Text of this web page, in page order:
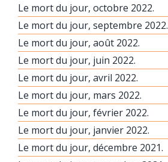
Le mort du jour, octobre 2022.
Le mort du jour, septembre 2022.
Le mort du jour, août 2022.
Le mort du jour, juin 2022.
Le mort du jour, avril 2022.
Le mort du jour, mars 2022.
Le mort du jour, février 2022.
Le mort du jour, janvier 2022.
Le mort du jour, décembre 2021.